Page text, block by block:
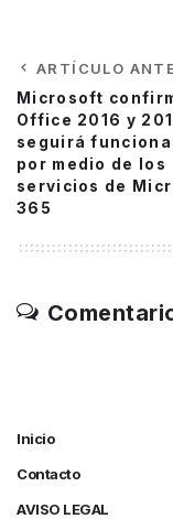
ARTÍCULO
Microsoft
Office 2016 y
seguirá
por medio de los
servicios de
365
Inicio
Contacto
AVISO LEGAL